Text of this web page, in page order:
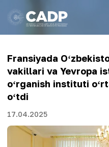
Fransiyada
vakillari va Yevropa
oʻrganish instituti
oʻtdi
17.04.2025